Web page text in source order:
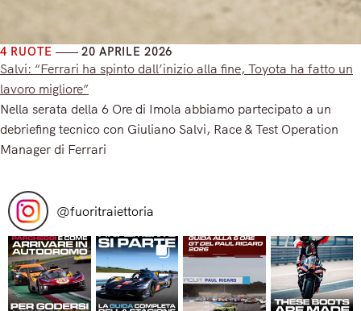
4 RUOTE 20 APRILE 2026
Salvi: “Ferrari ha spinto dall’inizio alla fine, Toyota ha fatto un
lavoro migliore”
Nella serata della 6 Ore di Imola abbiamo partecipato a un
debriefing tecnico con Giuliano Salvi, Race & Test Operation
Manager di Ferrari
@fuoritraiettoria